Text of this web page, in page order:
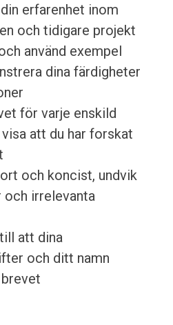
erfarenhet inom
och tidigare projekt
använd exempel
dina färdigheter
för varje enskild
att du har forskat
och koncist, undvik
och irrelevanta
att dina
och ditt namn